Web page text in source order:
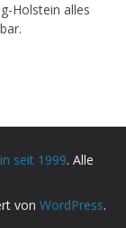
Holstein alles
seit 1999. Alle
von WordPress.